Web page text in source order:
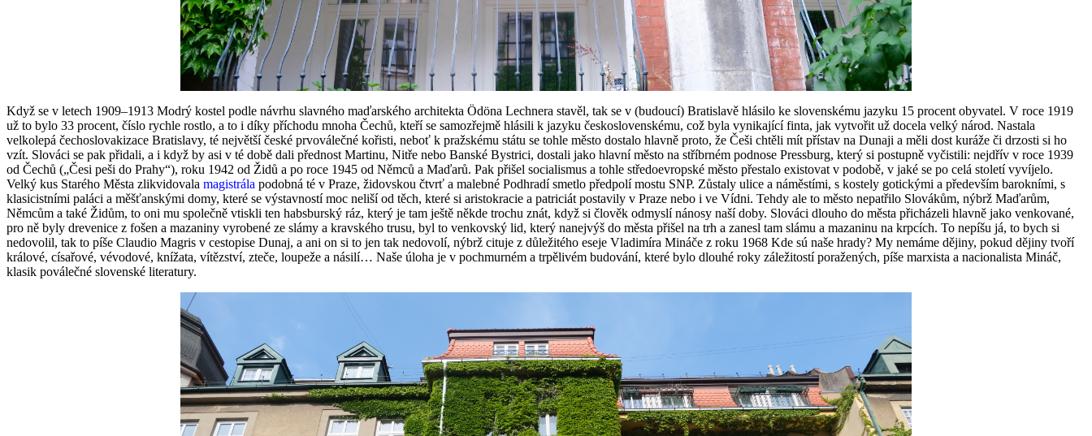
Když se v letech 1909–1913 Modrý kostel podle návrhu slavného maďarského architekta Ödöna Lechnera stavěl, tak se v (budoucí) Bratislavě hlásilo ke slovenskému jazyku 15 procent obyvatel. V roce 1919
už to bylo 33 procent, číslo rychle rostlo, a to i díky příchodu mnoha Čechů, kteří se samozřejmě hlásili k jazyku československému, což byla vynikající finta, jak vytvořit už docela velký národ. Nastala
velkolepá čechoslovakizace Bratislavy, té největší české prvoválečné kořisti, neboť k pražskému státu se tohle město dostalo hlavně proto, že Češi chtěli mít přístav na Dunaji a měli dost kuráže či drzosti si ho
vzít. Slováci se pak přidali, a i když by asi v té době dali přednost Martinu, Nitře nebo Banské Bystrici, dostali jako hlavní město na stříbrném podnose Pressburg, který si postupně vyčistili: nejdřív v roce 1939
od Čechů („Česi peši do Prahy“), roku 1942 od Židů a po roce 1945 od Němců a Maďarů. Pak přišel socialismus a tohle středoevropské město přestalo existovat v podobě, v jaké se po celá století vyvíjelo.
Velký kus Starého Města zlikvidovala magistrála podobná té v Praze, židovskou čtvrť a malebné Podhradí smetlo předpolí mostu SNP. Zůstaly ulice a náměstími, s kostely gotickými a především barokními, s
klasicistními paláci a měšťanskými domy, které se výstavností moc neliší od těch, které si aristokracie a patriciát postavily v Praze nebo i ve Vídni. Tehdy ale to město nepatřilo Slovákům, nýbrž Maďarům,
Němcům a také Židům, to oni mu společně vtiskli ten habsburský ráz, který je tam ještě někde trochu znát, když si člověk odmyslí nánosy naší doby. Slováci dlouho do města přicházeli hlavně jako venkované,
pro ně byly drevenice z fošen a mazaniny vyrobené ze slámy a kravského trusu, byl to venkovský lid, který nanejvýš do města přišel na trh a zanesl tam slámu a mazaninu na krpcích. To nepíšu já, to bych si
nedovolil, tak to píše Claudio Magris v cestopise Dunaj, a ani on si to jen tak nedovolí, nýbrž cituje z důležitého eseje Vladimíra Mináče z roku 1968 Kde sú naše hrady? My nemáme dějiny, pokud dějiny tvoří
králové, císařové, vévodové, knížata, vítězství, zteče, loupeže a násilí… Naše úloha je v pochmurném a trpělivém budování, které bylo dlouhé roky záležitostí poražených, píše marxista a nacionalista Mináč,
klasik poválečné slovenské literatury.